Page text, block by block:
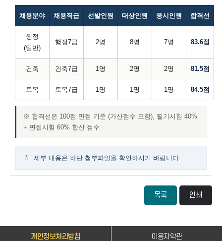
채용분야 채용직급 선발인원 대상인원 응시인원 합격선
행정
(일반)
행정7급 2명 8명 7명 83.6점
건축 건축7급 1명 2명 2명 81.5점
토목 토목7급 1명 1명 1명 84.5점
※ 합격선은 100점 만점 기준 (가산점수 포함), 필기시험 40%
+ 면접시험 60% 합산 점수
📎 세부 내용은 하단 첨부파일 을 확인하시기 바랍니다.
목록 인쇄
개인정보처리방침 이용자약관